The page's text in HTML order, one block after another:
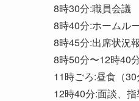
8時30分:職員会議
8時40分:ホームル
8時45分:出席状況
8時50分〜12時40
11時ごろ:昼食（30
12時40分:面談、